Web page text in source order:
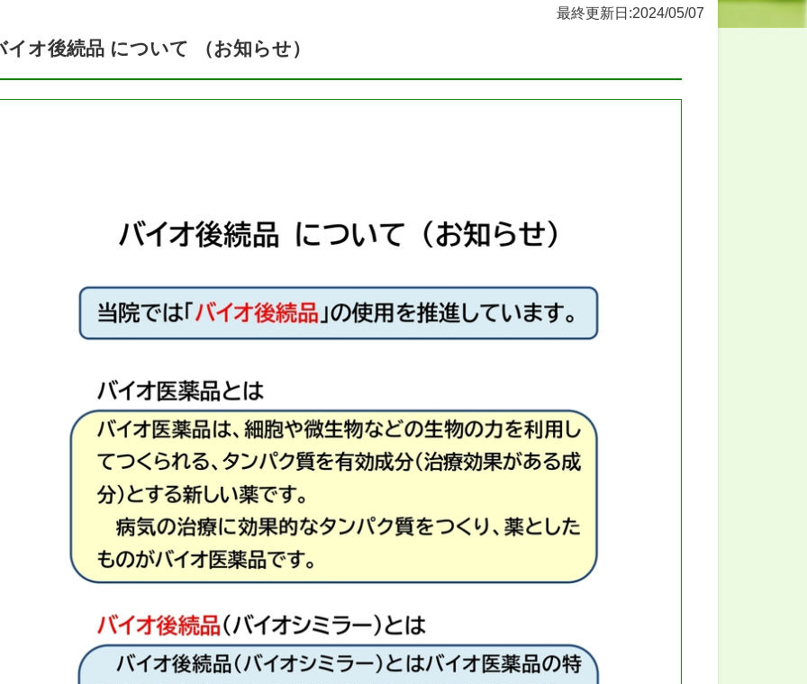
最終更新日:2024/05/07
イオ後続品 について （お知らせ）